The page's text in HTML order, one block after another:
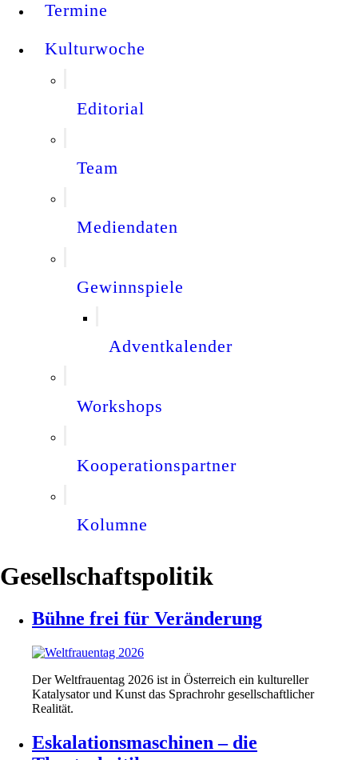
Termine
Kulturwoche
Editorial
Team
Mediendaten
Gewinnspiele
Adventkalender
Workshops
Kooperationspartner
Kolumne
Gesellschaftspolitik
Bühne frei für Veränderung
Der Weltfrauentag 2026 ist in Österreich ein kultureller
Katalysator und Kunst das Sprachrohr gesellschaftlicher
Realität.
Eskalationsmaschinen – die